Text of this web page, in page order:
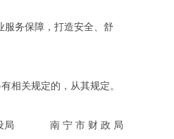
务保障，打造安全、舒
相关规定的，从其规定。
局 南 宁 市 财 政 局